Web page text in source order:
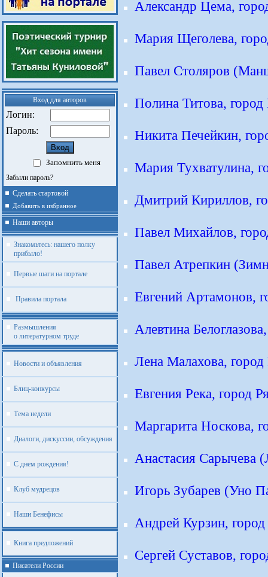
Вход для авторов
Логин:
Пароль:
Запомнить меня
Забыли пароль?
Сделать стартовой
Добавить в избранное
Наши авторы
Знакомьтесь: нашего полку
прибыло!
Первые шаги на портале
Правила портала
Размышления
о литературном труде
Новости и объявления
Блиц-конкурсы
Тема недели
Диалоги, дискуссии, обсуждения
С днем рождения!
Клуб мудрецов
Наши Бенефисы
Книга предложений
Писатели России
Александр Цема,
Мария Щеголева,
Павел Столяров
Полина Титова, город
Никита Печейкин,
Мария Тухватулина,
Дмитрий Кириллов,
Павел Михайлов,
Павел Атрепкин
Евгений Артамонов,
Алевтина
Лена Малахова, город
Евгения Река, город
Маргарита Носкова,
Анастасия Сарычева
Игорь Зубарев (Уно
Андрей Курзин, город
Сергей Суставов,